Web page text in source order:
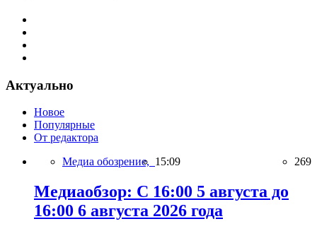
Актуально
Новое
Популярные
От редактора
Медиа обозрение, 15:09 269
Медиаобзор: С 16:00 5 августа до
16:00 6 августа 2026 года